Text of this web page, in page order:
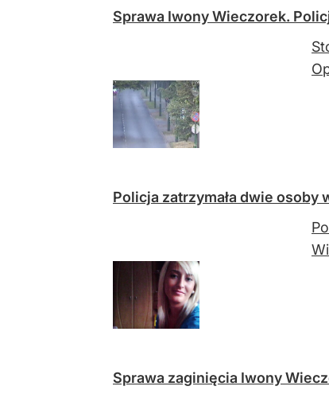
Sprawa Iwony Wieczorek.
Policja zatrzymała dwie osoby
Sprawa zaginięcia Iwony